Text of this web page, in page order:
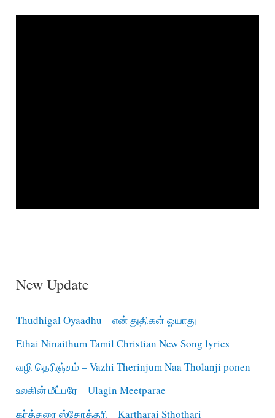
New Update
Thudhigal Oyaadhu – என் துதிகள் ஓயாது
Ethai Ninaithum Tamil Christian New Song lyrics
வழி தெரிஞ்சும் – Vazhi Therinjum Naa Tholanji ponen
உலகின் மீட்பரே – Ulagin Meetparae
கர்த்தரை ஸ்தோத்தரி – Kartharai Sthothari